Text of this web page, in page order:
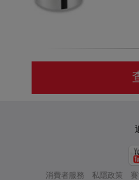
消費者服務 私隱政策